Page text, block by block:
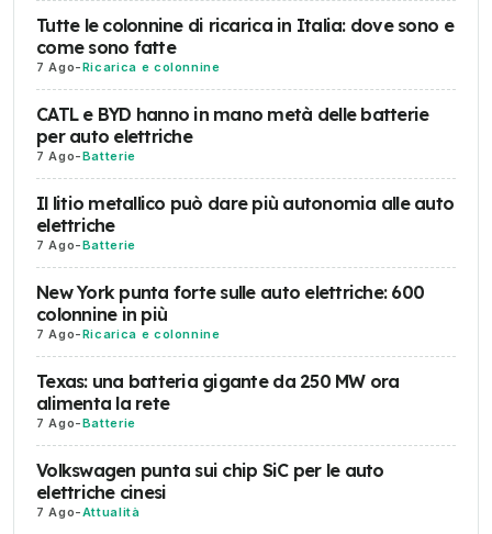
Tutte le colonnine di ricarica in Italia: dove sono e
come sono fatte
7 Ago-Ricarica e colonnine
CATL e BYD hanno in mano metà delle batterie
per auto elettriche
7 Ago-Batterie
Il litio metallico può dare più autonomia alle auto
elettriche
7 Ago-Batterie
New York punta forte sulle auto elettriche: 600
colonnine in più
7 Ago-Ricarica e colonnine
Texas: una batteria gigante da 250 MW ora
alimenta la rete
7 Ago-Batterie
Volkswagen punta sui chip SiC per le auto
elettriche cinesi
7 Ago-Attualità